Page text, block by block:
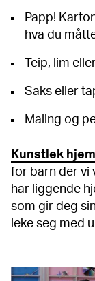
Papp!
hva du
Teip, lim
Saks eller
Maling og
Kunstlek
for barn der vi
har liggende
som gir deg
leke seg med